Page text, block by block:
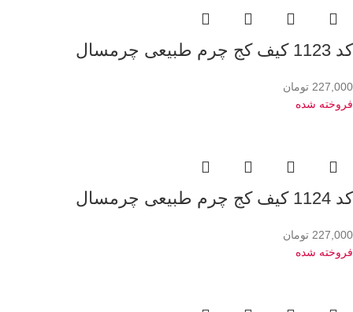
کد 1123 کیف کج چرم طبیعی چرمسال
227,000 تومان
فروخته شده
کد 1124 کیف کج چرم طبیعی چرمسال
227,000 تومان
فروخته شده